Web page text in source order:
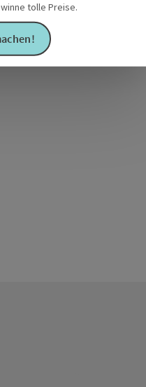
tolle Preise.